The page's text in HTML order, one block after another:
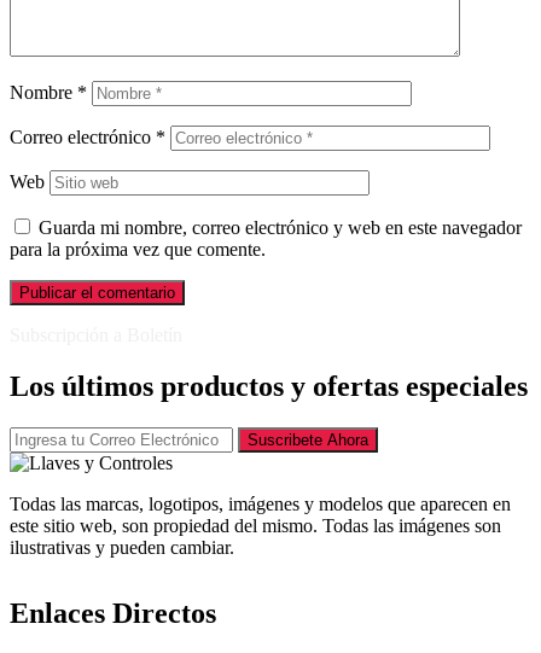
Nombre *
Correo electrónico *
Web
Guarda mi nombre, correo electrónico y web en este navegador
para la próxima vez que comente.
Los últimos productos y ofertas especiales
Suscribete Ahora
Todas las marcas, logotipos, imágenes y modelos que aparecen en
este sitio web, son propiedad del mismo. Todas las imágenes son
ilustrativas y pueden cambiar.
Enlaces Directos